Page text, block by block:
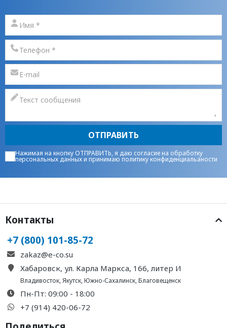
ОТПРАВИТЬ
Нажимая на кнопку ОТПРАВИТЬ, я даю согласие на обработку
персональных данныхи принимаюполитику конфиденциальаности
Контакты
+7 (800) 101-85-72
zakaz@e-co.su
Хабаровск, ул. Карла Маркса, 166, литер И
Владивосток,Якутск,Южно-Сахалинск,Благовещенск
Пн-Пт: 09:00 - 18:00
+7 (914) 420-06-72